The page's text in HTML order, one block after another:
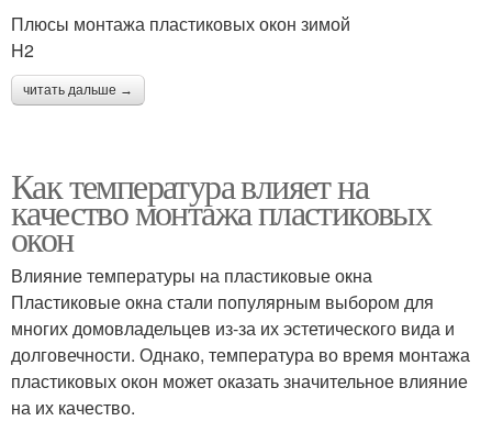
Плюсы монтажа пластиковых окон зимой
H2
читать дальше →
Как температура влияет на
качество монтажа пластиковых
окон
Влияние температуры на пластиковые окна
Пластиковые окна стали популярным выбором для
многих домовладельцев из-за их эстетического вида и
долговечности. Однако, температура во время монтажа
пластиковых окон может оказать значительное влияние
на их качество.